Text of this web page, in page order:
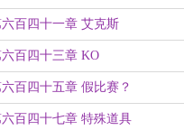
百四十一章 艾克斯
百四十三章 KO
百四十五章 假比赛？
百四十七章 特殊道具